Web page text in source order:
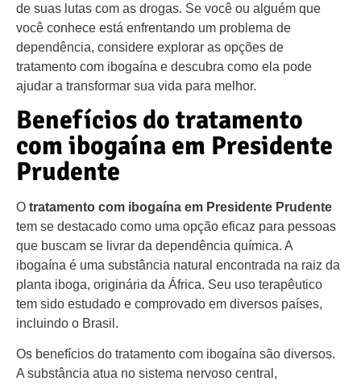
de suas lutas com as drogas. Se você ou alguém que
você conhece está enfrentando um problema de
dependência, considere explorar as opções de
tratamento com ibogaína e descubra como ela pode
ajudar a transformar sua vida para melhor.
Benefícios do tratamento
com ibogaína em Presidente
Prudente
O tratamento com ibogaína em Presidente Prudente
tem se destacado como uma opção eficaz para pessoas
que buscam se livrar da dependência química. A
ibogaína é uma substância natural encontrada na raiz da
planta iboga, originária da África. Seu uso terapêutico
tem sido estudado e comprovado em diversos países,
incluindo o Brasil.
Os benefícios do tratamento com ibogaína são diversos.
A substância atua no sistema nervoso central,